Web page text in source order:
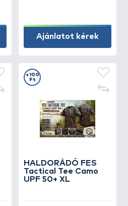
Ajánlatot kérek
HALDORÁDÓ FES
Tactical Tee Camo
UPF 50+ XL
+100
Ft